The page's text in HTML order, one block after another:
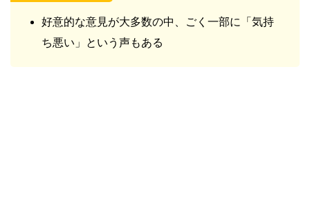
好意的な意見が大多数の中、ごく一部に「気持
ち悪い」という声もある